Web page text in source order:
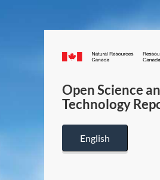
Canada.ca
Open Science
Technology
English